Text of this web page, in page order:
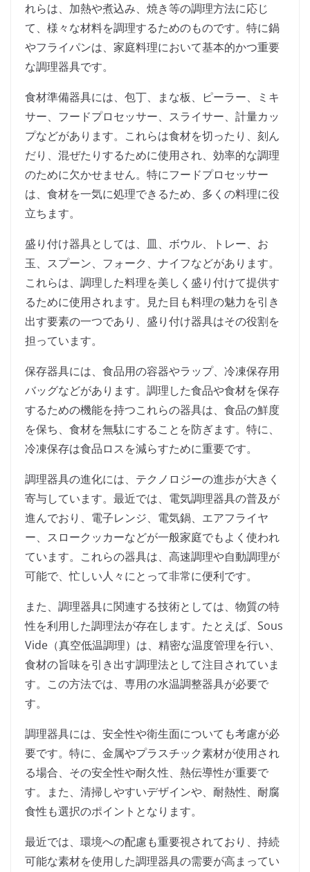
れらは、加熱や煮込み、焼き等の調理方法に応じ
て、様々な材料を調理するためのものです。特に鍋
やフライパンは、家庭料理において基本的かつ重要
な調理器具です。
食材準備器具には、包丁、まな板、ピーラー、ミキ
サー、フードプロセッサー、スライサー、計量カッ
プなどがあります。これらは食材を切ったり、刻ん
だり、混ぜたりするために使用され、効率的な調理
のために欠かせません。特にフードプロセッサー
は、食材を一気に処理できるため、多くの料理に役
立ちます。
盛り付け器具としては、皿、ボウル、トレー、お
玉、スプーン、フォーク、ナイフなどがあります。
これらは、調理した料理を美しく盛り付けて提供す
るために使用されます。見た目も料理の魅力を引き
出す要素の一つであり、盛り付け器具はその役割を
担っています。
保存器具には、食品用の容器やラップ、冷凍保存用
バッグなどがあります。調理した食品や食材を保存
するための機能を持つこれらの器具は、食品の鮮度
を保ち、食材を無駄にすることを防ぎます。特に、
冷凍保存は食品ロスを減らすために重要です。
調理器具の進化には、テクノロジーの進歩が大きく
寄与しています。最近では、電気調理器具の普及が
進んでおり、電子レンジ、電気鍋、エアフライヤ
ー、スロークッカーなどが一般家庭でもよく使われ
ています。これらの器具は、高速調理や自動調理が
可能で、忙しい人々にとって非常に便利です。
また、調理器具に関連する技術としては、物質の特
性を利用した調理法が存在します。たとえば、Sous
Vide（真空低温調理）は、精密な温度管理を行い、
食材の旨味を引き出す調理法として注目されていま
す。この方法では、専用の水温調整器具が必要で
す。
調理器具には、安全性や衛生面についても考慮が必
要です。特に、金属やプラスチック素材が使用され
る場合、その安全性や耐久性、熱伝導性が重要で
す。また、清掃しやすいデザインや、耐熱性、耐腐
食性も選択のポイントとなります。
最近では、環境への配慮も重要視されており、持続
可能な素材を使用した調理器具の需要が高まってい